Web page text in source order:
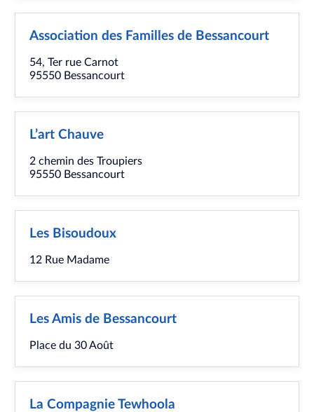
Association des Familles de Bessancourt
54, Ter rue Carnot
95550 Bessancourt
L’art Chauve
2 chemin des Troupiers
95550 Bessancourt
Les Bisoudoux
12 Rue Madame
Les Amis de Bessancourt
Place du 30 Août
La Compagnie Tewhoola